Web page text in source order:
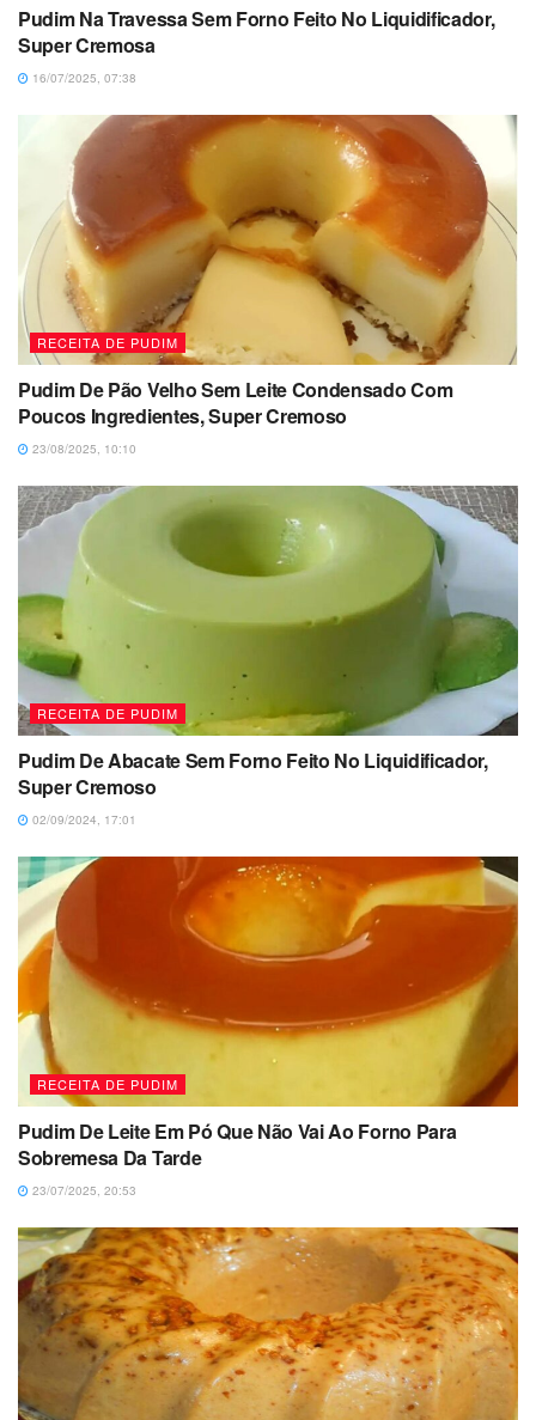
Pudim Na Travessa Sem Forno Feito No Liquidificador,
Super Cremosa
16/07/2025, 07:38
RECEITA DE PUDIM
Pudim De Pão Velho Sem Leite Condensado Com
Poucos Ingredientes, Super Cremoso
23/08/2025, 10:10
RECEITA DE PUDIM
Pudim De Abacate Sem Forno Feito No Liquidificador,
Super Cremoso
02/09/2024, 17:01
RECEITA DE PUDIM
Pudim De Leite Em Pó Que Não Vai Ao Forno Para
Sobremesa Da Tarde
23/07/2025, 20:53